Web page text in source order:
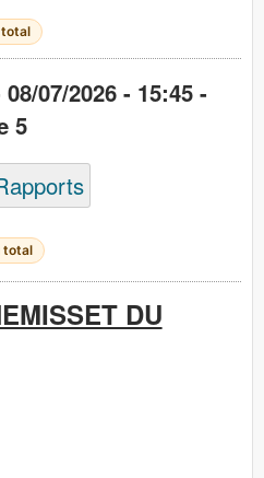
07/2026 - 15:45 -
5
total
DU